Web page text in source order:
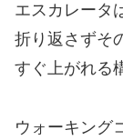
エスカレータ
折り返さずそ
すぐ上がれる
ウォーキング